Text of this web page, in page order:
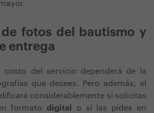
fotos del bautismo y
entrega
costo del servicio dependerá de la
que desees. Pero además,
el
considerablemente si solicitas
formato digital o si las pides en